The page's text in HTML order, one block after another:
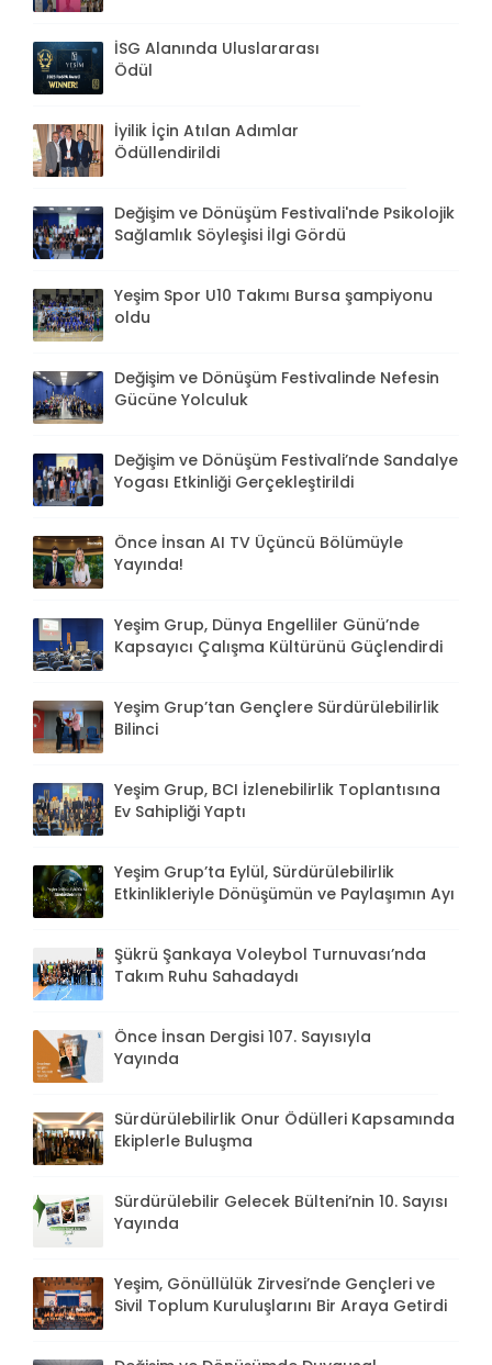
İSG Alanında Uluslararası
Ödül
İyilik İçin Atılan Adımlar
Ödüllendirildi
Değişim ve Dönüşüm Festivali'nde Psikolojik
Sağlamlık Söyleşisi İlgi Gördü
Yeşim Spor U10 Takımı Bursa şampiyonu
oldu
Değişim ve Dönüşüm Festivalinde Nefesin
Gücüne Yolculuk
Değişim ve Dönüşüm Festivali’nde Sandalye
Yogası Etkinliği Gerçekleştirildi
Önce İnsan AI TV Üçüncü Bölümüyle
Yayında!
Yeşim Grup, Dünya Engelliler Günü’nde
Kapsayıcı Çalışma Kültürünü Güçlendirdi
Yeşim Grup’tan Gençlere Sürdürülebilirlik
Bilinci
Yeşim Grup, BCI İzlenebilirlik Toplantısına
Ev Sahipliği Yaptı
Yeşim Grup’ta Eylül, Sürdürülebilirlik
Etkinlikleriyle Dönüşümün ve Paylaşımın Ayı
Şükrü Şankaya Voleybol Turnuvası’nda
Takım Ruhu Sahadaydı
Önce İnsan Dergisi 107. Sayısıyla
Yayında
Sürdürülebilirlik Onur Ödülleri Kapsamında
Ekiplerle Buluşma
Sürdürülebilir Gelecek Bülteni’nin 10. Sayısı
Yayında
Yeşim, Gönüllülük Zirvesi’nde Gençleri ve
Sivil Toplum Kuruluşlarını Bir Araya Getirdi